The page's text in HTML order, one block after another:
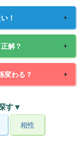
！
解？
変わる？
す▼
相性